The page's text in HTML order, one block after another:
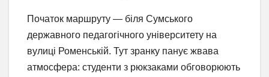
Початок маршруту — біля Сумського
державного педагогічного університету на
вулиці Роменській. Тут зранку панує жвава
атмосфера: студенти з рюкзаками обговорюють